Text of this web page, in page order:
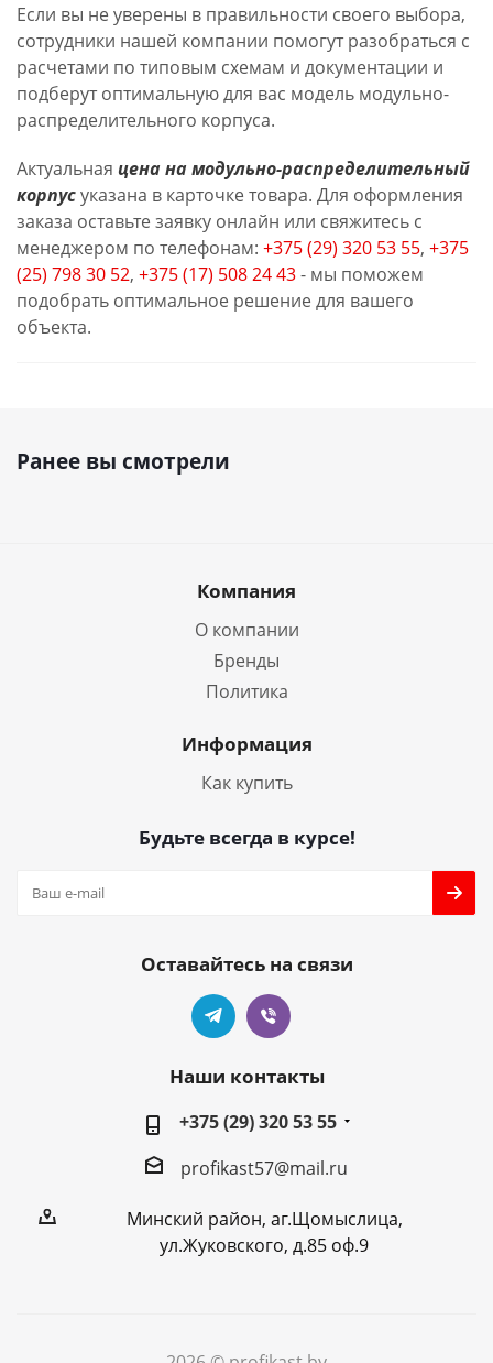
Если вы не уверены в правильности своего выбора,
сотрудники нашей компании помогут разобраться с
расчетами по типовым схемам и документации и
подберут оптимальную для вас модель модульно-
распределительного корпуса.
Актуальная цена на модульно-распределительный
корпусуказана в карточке товара. Для оформления
заказа оставьте заявку онлайн или свяжитесь с
менеджером по телефонам: +375 (29) 320 53 55, +375
(25) 798 30 52, +375 (17) 508 24 43- мы поможем
подобрать оптимальное решение для вашего
объекта.
Ранее вы смотрели
Компания
О компании
Бренды
Политика
Информация
Как купить
Будьте всегда в курсе!
Оставайтесь на связи
Наши контакты
+375 (29) 320 53 55
profikast57@mail.ru
Минский район, аг.Щомыслица,
ул.Жуковского, д.85 оф.9